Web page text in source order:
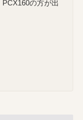
の方が出